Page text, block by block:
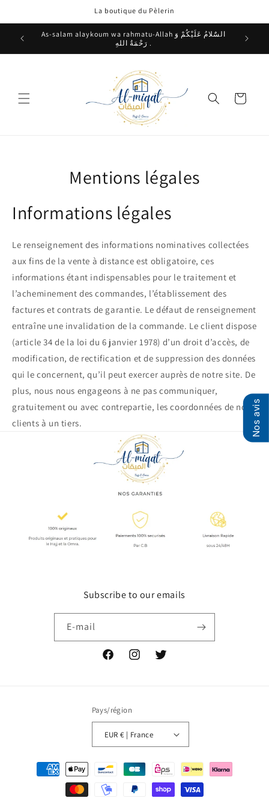
au
contenu
La boutique du Pèlerin
As-salam alaykoum wa rahmatu-Allah السٌَلامُ عَلَيْكُمْ وَ
رَحْمَةُ اللهِ .
Panier
Mentions légales
Informations légales
Le renseignement des informations nominatives collectées
aux fins de la vente à distance est obligatoire, ces
informations étant indispensables pour le traitement et
l’acheminement des commandes, l’établissement des
factures et contrats de garantie. Le défaut de renseignement
entraîne une invalidation de la commande. Le client dispose
(article 34 de la loi du 6 janvier 1978) d’un droit d’accès, de
modification, de rectification et de suppression des données
qui le concernent, qu’il peut exercer auprès de notre site. De
plus, nous nous engageons à ne pas communiquer,
gratuitement ou avec contrepartie, les coordonnées de nos
clients à un tiers.
Subscribe to our emails
E-mail
FacebookInstagramTwitter
Pays/région
EUR € | France
Moyens
Nos avis